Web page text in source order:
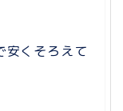
安くそろえて